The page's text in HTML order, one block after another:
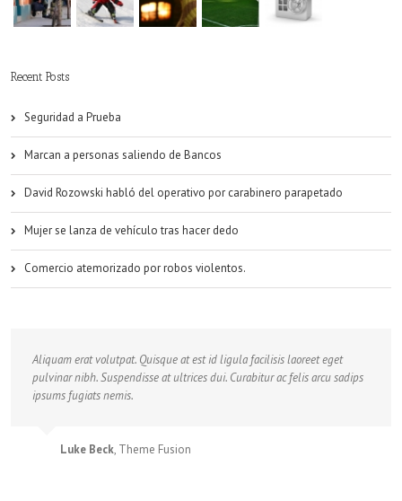
Recent Posts
Seguridad a Prueba
Marcan a personas saliendo de Bancos
David Rozowski habló del operativo por carabinero parapetado
Mujer se lanza de vehículo tras hacer dedo
Comercio atemorizado por robos violentos.
Neque porro quisquam est, qui dolorem ipsum quia dolor sit amet, consec
tetur, adipisci velit, sed quia non numquam eius modi tempora voluptas
amets unser.
John Doe,My Company
Aliquam erat volutpat. Quisque at est id ligula facilisis laoreet eget
pulvinar nibh. Suspendisse at ultrices dui. Curabitur ac felis arcu sadips
ipsums fugiats nemis.
Luke Beck, Theme Fusion